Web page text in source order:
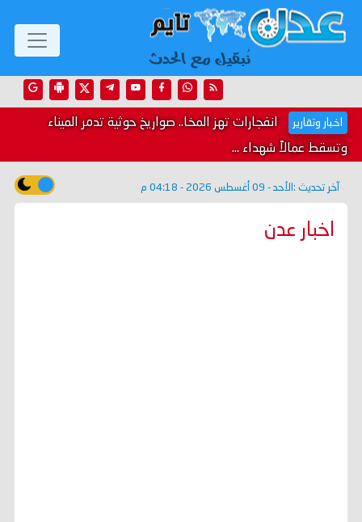
اخبار وتقارير انفجارات تهز المخا.. صواريخ حوثية تدمر الميناء
وتسقط عمالاً شهداء ...
آخر تحديث : الأحد - 09 أغسطس 2026 - 04:18 م
اخبار عدن